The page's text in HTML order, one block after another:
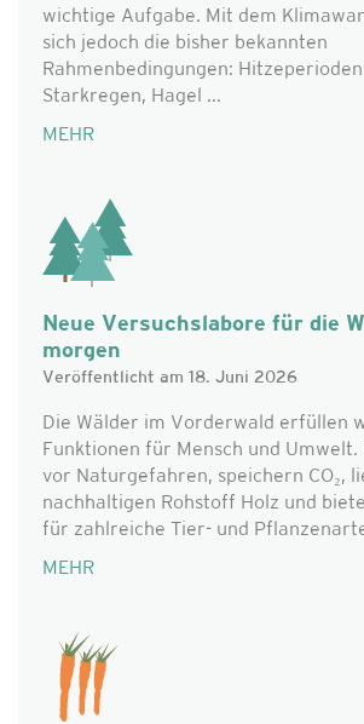
wichtige Aufgabe. Mit dem
sich jedoch die bisher bekannten
Rahmenbedingungen:
Starkregen, Hagel ...
MEHR
Neue Versuchslabore für die
morgen
Veröffentlicht am 18. Juni 2026
Die Wälder im Vorderwald erfüllen
Funktionen für Mensch und Umwelt.
vor Naturgefahren, speichern CO₂,
nachhaltigen Rohstoff Holz und
für zahlreiche Tier- und
MEHR